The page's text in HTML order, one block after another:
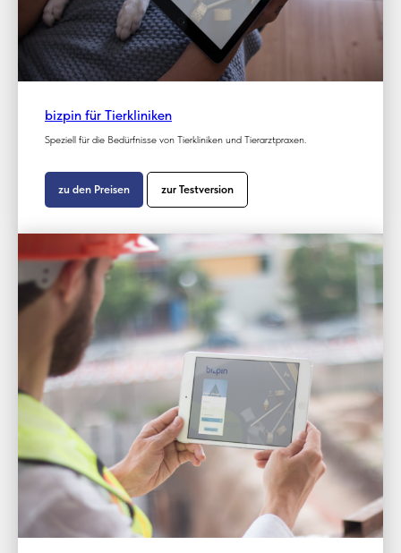
bizpin für Tierkliniken
Speziell für die Bedürfnisse von Tierkliniken und Tierarztpraxen.
zu den Preisen zur Testversion